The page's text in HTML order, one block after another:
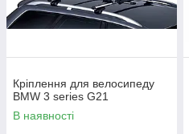
Кріплення для велосипеду
BMW 3 series G21
В наявності